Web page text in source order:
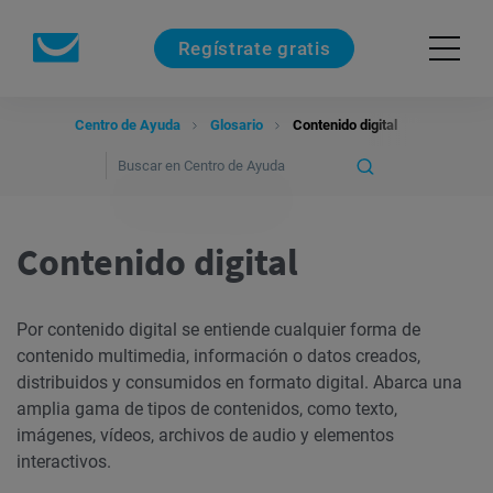
Regístrate gratis
Centro de Ayuda Glosario Contenido digital
Contenido digital
Por contenido digital se entiende cualquier forma de
contenido multimedia, información o datos creados,
distribuidos y consumidos en formato digital. Abarca una
amplia gama de tipos de contenidos, como texto,
imágenes, vídeos, archivos de audio y elementos
interactivos.